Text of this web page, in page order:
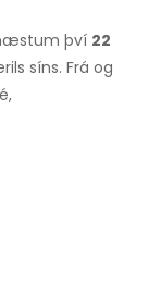
því 22
síns. Frá og